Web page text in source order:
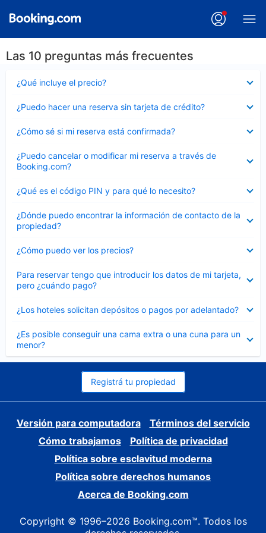
Las 10 preguntas más frecuentes
¿Qué incluye el precio?
cerrado
¿Puedo hacer una reserva sin tarjeta de crédito?
cerrado
¿Cómo sé si mi reserva está confirmada?
cerrado
¿Puedo cancelar o modificar mi reserva a través de
Booking.com?
cerrado
¿Qué es el código PIN y para qué lo necesito?
cerrado
¿Dónde puedo encontrar la información de contacto de la
propiedad?
cerrado
¿Cómo puedo ver los precios?
cerrado
Para reservar tengo que introducir los datos de mi tarjeta,
pero ¿cuándo pago?
cerrado
¿Los hoteles solicitan depósitos o pagos por adelantado?
cerrado
¿Es posible conseguir una cama extra o una cuna para un
menor?
cerrado
Registrá tu propiedad
Versión para computadora
Términos del servicio
Cómo trabajamos
Política de privacidad
Política sobre esclavitud moderna
Política sobre derechos humanos
Acerca de Booking.com
Copyright © 1996–2026 Booking.com™. Todos los